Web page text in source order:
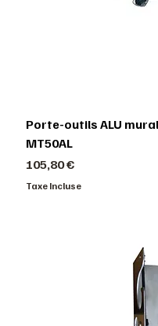
Porte-outils ALU
MT50AL
Prix
105,80 €
Taxe Incluse